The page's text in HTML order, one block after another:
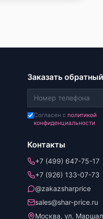
Заказать
Согласен с политикой
конфиденциальности
Контакты
+7 (499) 647-75-17
+7 (926) 133-07-73
@zakazsharprice
sales@shar-price.ru
Москва, ул.